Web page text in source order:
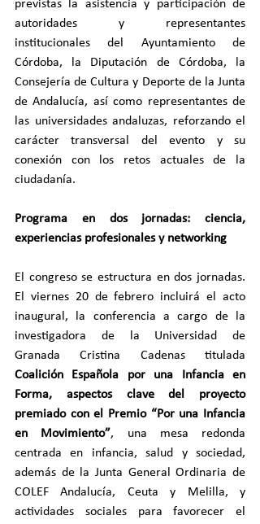
previstas la asistencia y participación de
autoridades y representantes
institucionales del Ayuntamiento de
Córdoba, la Diputación de Córdoba, la
Consejería de Cultura y Deporte de la Junta
de Andalucía, así como representantes de
las universidades andaluzas, reforzando el
carácter transversal del evento y su
conexión con los retos actuales de la
ciudadanía.
Programa en dos jornadas: ciencia,
experiencias profesionales y networking
El congreso se estructura en dos jornadas.
El viernes 20 de febrero incluirá el acto
inaugural, la conferencia a cargo de la
investigadora de la Universidad de
Coalición Española por una Infancia en
Forma, aspectos clave del proyecto
premiado con el Premio “Por una Infancia
en Movimiento”, una mesa redonda
centrada en infancia, salud y sociedad,
además de la Junta General Ordinaria de
COLEF Andalucía, Ceuta y Melilla, y
actividades sociales para favorecer el